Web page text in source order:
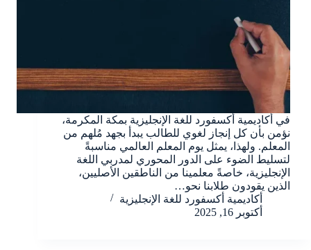
في أكاديمية أكسفورد للغة الإنجليزية بمكة المكرمة،
نؤمن بأن كل إنجاز لغوي للطالب يبدأ بجهد مُلهم من
المعلم. ولهذا، يمثل يوم المعلم العالمي مناسبةً
لتسليط الضوء على الدور المحوري لمدربي اللغة
الإنجليزية، خاصةً معلمينا من الناطقين الأصليين،
الذين يقودون طلابنا نحو…
أكاديمية أكسفورد للغة اﻹنجليزية
أكتوبر 16, 2025